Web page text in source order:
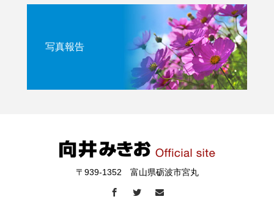
写真報告
〒939-1352 富山県砺波市宮丸